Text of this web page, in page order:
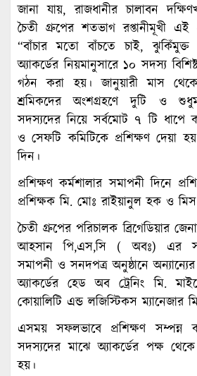
জানা যায়, রাজধানীর চালাবন
চৈতী গ্রুপের শতভাগ রপ্তানীমূখী এই
“বাঁচার মতো বাঁচতে চাই, ঝুকিঁমুক্ত
অ্যাকর্ডের নিয়মানুসারে ১০ সদস্য
গঠন করা হয়। জানুয়ারী মাস
শ্রমিকদের অংশগ্রহণে দুটি ও
সদস্যদের নিয়ে সর্বমোট ৭ টি ধাপে
ও সেফটি কমিটিকে প্রশিক্ষণ
দিন।
প্রশিক্ষণ কর্মশালার সমাপনী দিনে
প্রশিক্ষক মি. মোঃ রাইয়ানুল হক ও
চৈতী গ্রুপের পরিচালক ব্রিগেডিয়ার
আহসান পি,এস,সি ( অবঃ) এর
সমাপনী ও সনদপত্র অনুষ্ঠানে
অ্যাকর্ডের হেড অব ট্রেনিং মি.
কোয়ালিটি এন্ড লজিস্টিকস ম্যানেজার
এসময় সফলভাবে প্রশিক্ষণ সম্পন্ন
সদস্যদের মাঝে অ্যাকর্ডের পক্ষ
হয়।